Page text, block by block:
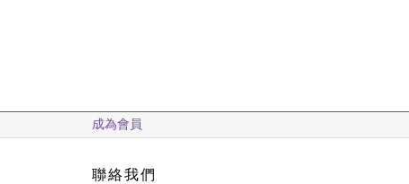
成為會員
聯絡我們